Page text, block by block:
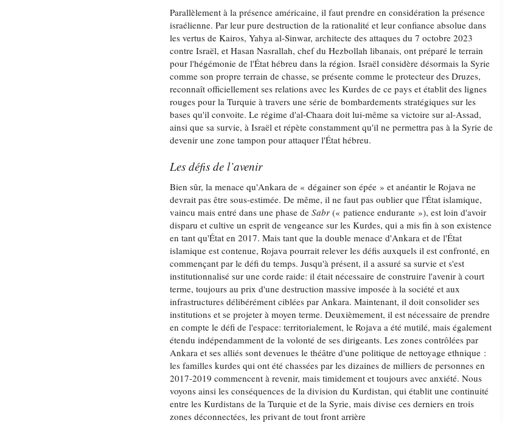
Parallèlement à la présence américaine, il faut prendre en considération la présence
israélienne. Par leur pure destruction de la rationalité et leur confiance absolue dans
les vertus de Kairos, Yahya al-Sinwar, architecte des attaques du 7 octobre 2023
contre Israël, et Hasan Nasrallah, chef du Hezbollah libanais, ont préparé le terrain
pour l'hégémonie de l'État hébreu dans la région. Israël considère désormais la Syrie
comme son propre terrain de chasse, se présente comme le protecteur des Druzes,
reconnaît officiellement ses relations avec les Kurdes de ce pays et établit des lignes
rouges pour la Turquie à travers une série de bombardements stratégiques sur les
bases qu'il convoite. Le régime d'al-Chaara doit lui-même sa victoire sur al-Assad,
ainsi que sa survie, à Israël et répète constamment qu'il ne permettra pas à la Syrie de
devenir une zone tampon pour attaquer l'État hébreu.
Les défis de l’avenir
Bien sûr, la menace qu'Ankara de « dégainer son épée » et anéantir le Rojava ne
devrait pas être sous-estimée. De même, il ne faut pas oublier que l'État islamique,
vaincu mais entré dans une phase deSabr (« patience endurante »), est loin d'avoir
disparu et cultive un esprit de vengeance sur les Kurdes, qui a mis fin à son existence
en tant qu'État en 2017. Mais tant que la double menace d'Ankara et de l'État
islamique est contenue, Rojava pourrait relever les défis auxquels il est confronté, en
commençant par le défi du temps. Jusqu'à présent, il a assuré sa survie et s'est
institutionnalisé sur une corde raide: il était nécessaire de construire l'avenir à court
terme, toujours au prix d'une destruction massive imposée à la société et aux
infrastructures délibérément ciblées par Ankara. Maintenant, il doit consolider ses
institutions et se projeter à moyen terme. Deuxièmement, il est nécessaire de prendre
en compte le défi de l'espace: territorialement, le Rojava a été mutilé, mais également
étendu indépendamment de la volonté de ses dirigeants. Les zones contrôlées par
Ankara et ses alliés sont devenues le théâtre d'une politique de nettoyage ethnique :
les familles kurdes qui ont été chassées par les dizaines de milliers de personnes en
2017-2019 commencent à revenir, mais timidement et toujours avec anxiété. Nous
voyons ainsi les conséquences de la division du Kurdistan, qui établit une continuité
entre les Kurdistans de la Turquie et de la Syrie, mais divise ces derniers en trois
zones déconnectées, les privant de tout front arrière